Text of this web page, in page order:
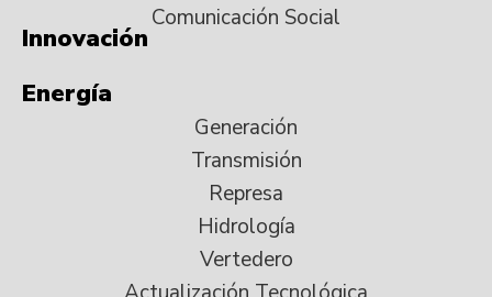
Comunicación Social
Innovación
Energía
Generación
Transmisión
Represa
Hidrología
Vertedero